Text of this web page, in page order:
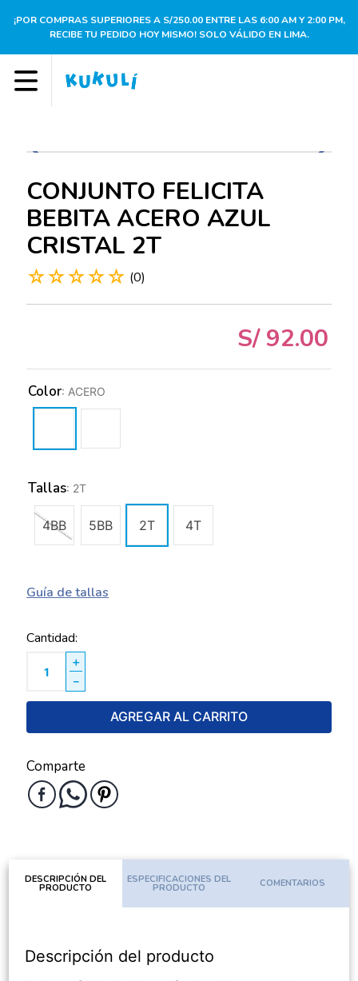
¡POR COMPRAS SUPERIORES A S/250.00 ENTRE LAS 6:00 AM Y 2:00 PM,
RECIBE TU PEDIDO HOY MISMO! SOLO VÁLIDO EN LIMA.
CONJUNTO FELICITA
BEBITA ACERO AZUL
CRISTAL 2T
☆☆☆☆☆ (0)
S/ 92.00
Tallas: 2T
4BB 5BB 2T 4T
Color: ACERO
Guía de tallas
Cantidad
＋
－
AGREGAR AL CARRITO
Comparte
DESCRIPCIÓN DEL
PRODUCTO
ESPECIFICACIONES DEL
PRODUCTO COMENTARIOS
Descripción del producto